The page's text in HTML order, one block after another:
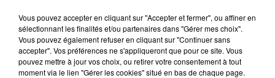
158 pompiers de la région sont
partis hier soir pour la Gironde
Vous pouvez accepter en cliquant sur "Accepter et fermer", ou affiner en
sélectionnant les finalités et/ou partenaires dans "Gérer mes choix".
Vous pouvez également refuser en cliquant sur "Continuer sans
accepter". Vos préférences ne s'appliqueront que pour ce site. Vous
pouvez mettre à jour vos choix, ou retirer votre consentement à tout
moment via le lien "Gérer les cookies" situé en bas de chaque page.